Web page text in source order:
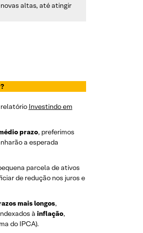
altas, até atingir
relatório Investindo em
prazo, preferimos
a esperada
parcela de ativos
de redução nos juros e
mais longos,
à inflação,
do IPCA).